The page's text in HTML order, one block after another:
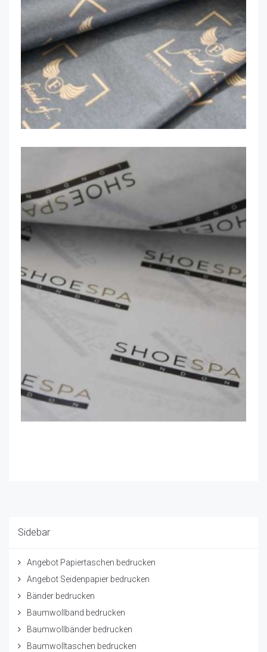
Sidebar
Angebot Papiertaschen bedrucken
Angebot Seidenpapier bedrucken
Bänder bedrucken
Baumwollband bedrucken
Baumwollbänder bedrucken
Baumwolltaschen bedrucken